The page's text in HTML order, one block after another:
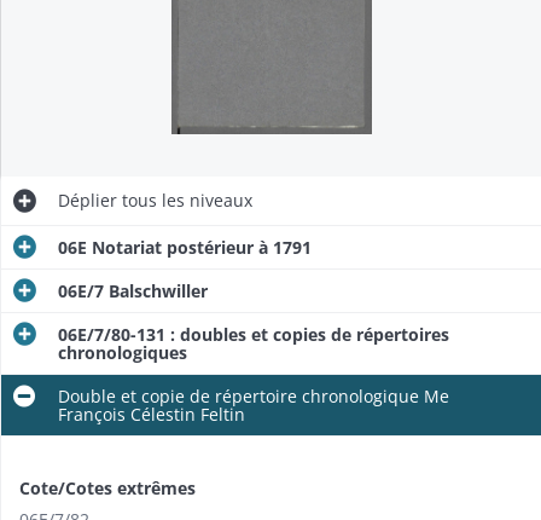
Déplier tous les niveaux
06E Notariat postérieur à 1791
06E/7 Balschwiller
06E/7/80-131 : doubles et copies de répertoires
chronologiques
Double et copie de répertoire chronologique Me
François Célestin Feltin
Cote/Cotes extrêmes